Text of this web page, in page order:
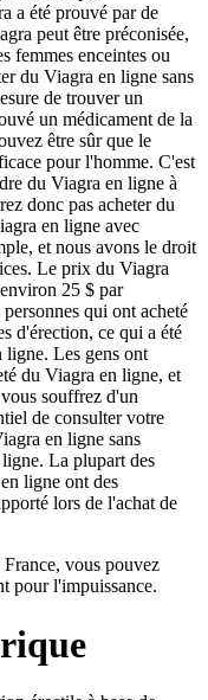
a été prouvé par de
peut être préconisée,
femmes enceintes ou
du Viagra en ligne sans
de trouver un
un médicament de la
être sûr que le
pour l'homme. C'est
du Viagra en ligne à
donc pas acheter du
en ligne avec
et nous avons le droit
Le prix du Viagra
25 $ par
qui ont acheté
d'érection, ce qui a été
ligne. Les gens ont
du Viagra en ligne, et
souffrez d'un
de consulter votre
en ligne sans
La plupart des
ligne ont des
lors de l'achat de
vous pouvez
pour l'impuissance.